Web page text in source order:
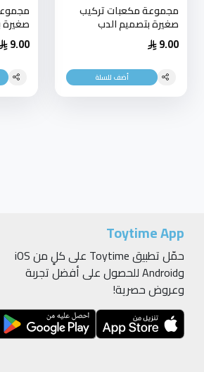
مجموعة مكعبات تركيب
صغيرة بتصميم الدب
9.00
أضف للسلة
9.00
Toytime App
حمّل تطبيق Toytime على كلٍ من iOS
وAndroid للحصول على أفضل تجربة
وعروض حصرية!